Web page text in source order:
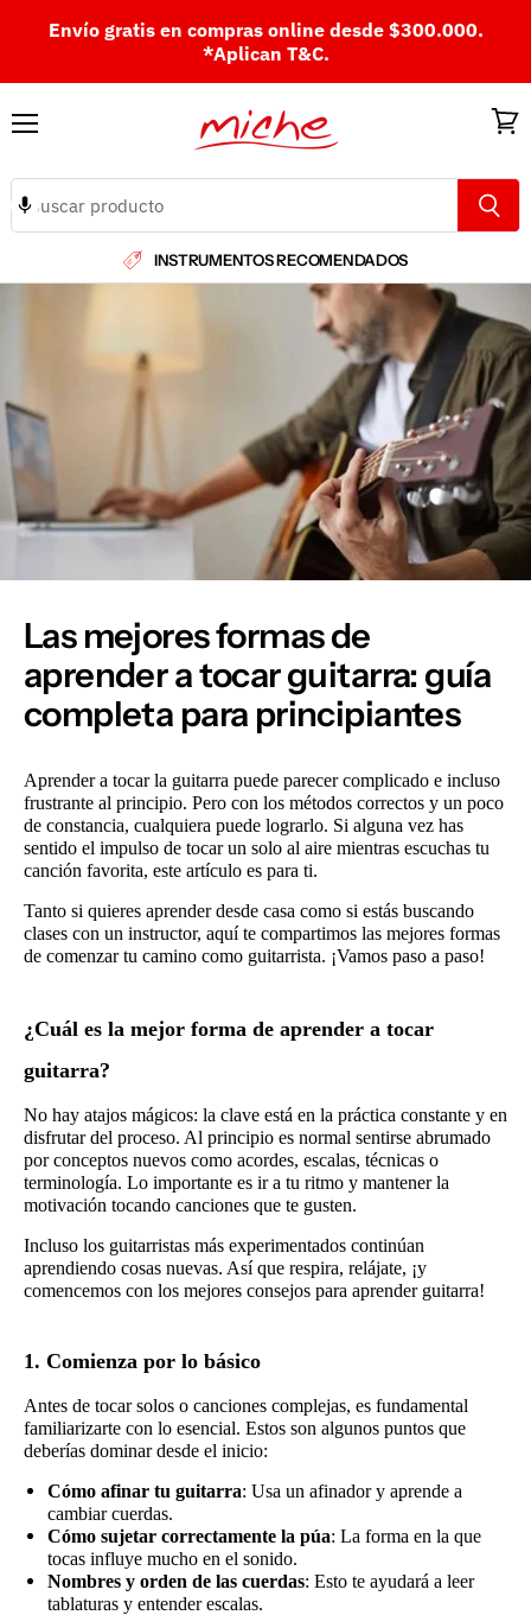
Envío gratis en compras online desde $300.000.
*Aplican T&C.
INSTRUMENTOS RECOMENDADOS
Las mejores formas de
aprender a tocar guitarra: guía
completa para principiantes
Aprender a tocar la guitarra puede parecer complicado e incluso
frustrante al principio. Pero con los métodos correctos y un poco
de constancia, cualquiera puede lograrlo. Si alguna vez has
sentido el impulso de tocar un solo al aire mientras escuchas tu
canción favorita, este artículo es para ti.
Tanto si quieres aprender desde casa como si estás buscando
clases con un instructor, aquí te compartimos las mejores formas
de comenzar tu camino como guitarrista. ¡Vamos paso a paso!
¿Cuál es la mejor forma de aprender a tocar
guitarra?
No hay atajos mágicos: la clave está en la práctica constante y en
disfrutar del proceso. Al principio es normal sentirse abrumado
por conceptos nuevos como acordes, escalas, técnicas o
terminología. Lo importante es ir a tu ritmo y mantener la
motivación tocando canciones que te gusten.
Incluso los guitarristas más experimentados continúan
aprendiendo cosas nuevas. Así que respira, relájate, ¡y
comencemos con los mejores consejos para aprender guitarra!
1. Comienza por lo básico
Antes de tocar solos o canciones complejas, es fundamental
familiarizarte con lo esencial. Estos son algunos puntos que
deberías dominar desde el inicio:
Cómo afinar tu guitarra: Usa un afinador y aprende a
cambiar cuerdas.
Cómo sujetar correctamente la púa: La forma en la que
tocas influye mucho en el sonido.
Nombres y orden de las cuerdas: Esto te ayudará a leer
tablaturas y entender escalas.